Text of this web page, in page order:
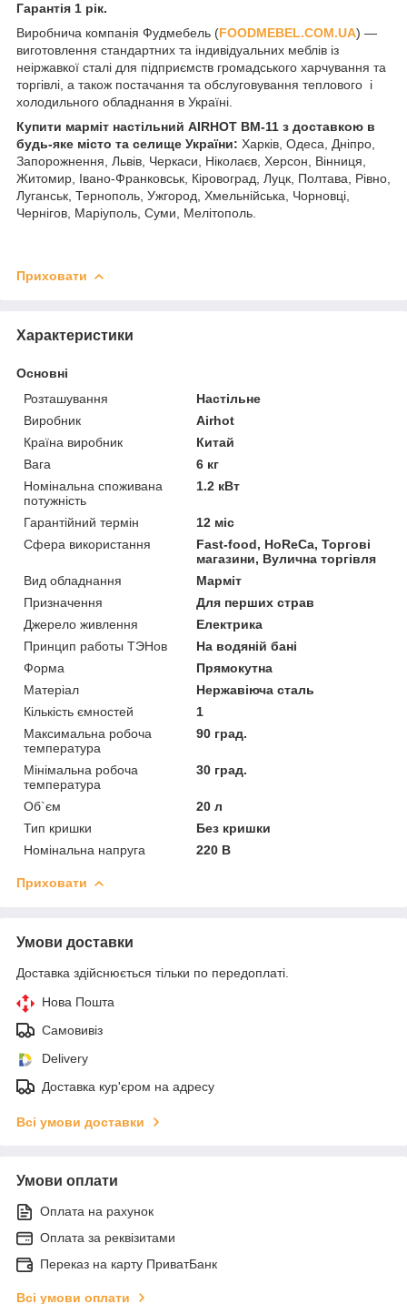
Гарантія 1 рік.
Виробнича компанія Фудмебель (FOODMEBEL.СOM.UA) —
виготовлення стандартних та індивідуальних меблів із
неіржавкої сталі для підприємств громадського харчування та
торгівлі, а також постачання та обслуговування теплового і
холодильного обладнання в Україні.
Купити марміт настільний AIRHOT BM-11 з доставкою в
будь-яке місто та селище України: Харків, Одеса, Дніпро,
Запорожнення, Львів, Черкаси, Ніколаєв, Херсон, Вінниця,
Житомир, Івано-Франковськ, Кіровоград, Луцк, Полтава, Рівно,
Луганськ, Тернополь, Ужгород, Хмельнійська, Чорновці,
Чернігов, Маріуполь, Суми, Мелітополь.
Приховати
Характеристики
Основні
Розташування
Настільне
Виробник
Airhot
Країна виробник
Китай
Вага
6 кг
Номінальна споживана
потужність
1.2 кВт
Гарантійний термін
12 міс
Сфера використання
Fast-food, HoReCa, Торгові
магазини, Вулична торгівля
Вид обладнання
Марміт
Призначення
Для перших страв
Джерело живлення
Електрика
Принцип работы ТЭНов
На водяній бані
Форма
Прямокутна
Матеріал
Нержавіюча сталь
Кількість ємностей
1
Максимальна робоча
температура
90 град.
Мінімальна робоча
температура
30 град.
Об`єм
20 л
Тип кришки
Без кришки
Номінальна напруга
220 В
Приховати
Умови доставки
Доставка здійснюється тільки по передоплаті.
Нова Пошта
Самовивіз
Delivery
Доставка кур'єром на адресу
Всі умови доставки
Умови оплати
Оплата на рахунок
Оплата за реквізитами
Переказ на карту ПриватБанк
Всі умови оплати